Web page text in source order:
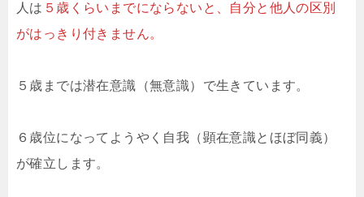
人は ５歳くらいまでにならないと、自分と他人の区別
がはっきり付きません。
５歳までは潜在意識（無意識）で生きています。
６歳位になってようやく自我（顕在意識とほぼ同義）
が確立します。